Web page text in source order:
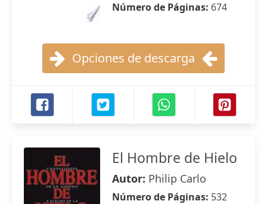
Número de Páginas: 674
Opciones de descarga
El Hombre de Hielo
Autor: Philip Carlo
Número de Páginas: 532